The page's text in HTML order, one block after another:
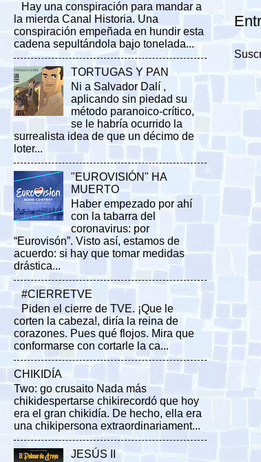
Hay una conspiración para mandar a
la mierda Canal Historia. Una
conspiración empeñada en hundir esta
cadena sepultándola bajo tonelada...
TORTUGAS Y PAN
Ni a Salvador Dalí ,
aplicando sin piedad su
método paranoico-crítico,
se le habría ocurrido la
surrealista idea de que un décimo de
loter...
"EUROVISIÓN" HA
MUERTO
Haber empezado por ahí
con la tabarra del
coronavirus: por
“Eurovisón”. Visto así, estamos de
acuerdo: si hay que tomar medidas
drástica...
#CIERRETVE
Piden el cierre de TVE. ¡Que le
corten la cabeza!, diría la reina de
corazones. Pues qué flojos. Mira que
conformarse con cortarle la ca...
CHIKIDÍA
Two: go crusaito Nada más
chikidespertarse chikirecordó que hoy
era el gran chikidía. De hecho, ella era
una chikipersona extraordinariament...
JESÚS II